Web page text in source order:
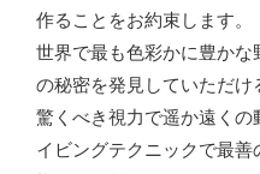
作ることをお約束します。
世界で最も色彩かに豊か
の秘密を発見していただけ
驚くべき視力で遥か遠く
イビングテクニックで最